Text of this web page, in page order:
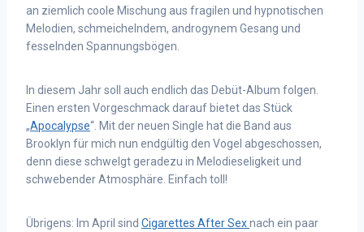
an ziemlich coole Mischung aus fragilen und hypnotischen
Melodien, schmeichelndem, androgynem Gesang und
fesselnden Spannungsbögen.
In diesem Jahr soll auch endlich das Debüt-Album folgen.
Einen ersten Vorgeschmack darauf bietet das Stück
„Apocalypse“. Mit der neuen Single hat die Band aus
Brooklyn für mich nun endgültig den Vogel abgeschossen,
denn diese schwelgt geradezu in Melodieseligkeit und
schwebender Atmosphäre. Einfach toll!
Übrigens: Im April sind Cigarettes After Sexnach ein paar